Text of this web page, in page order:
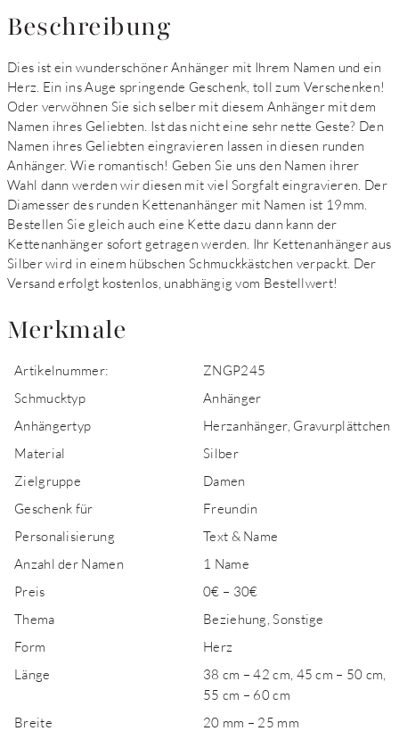
Beschreibung
Dies ist ein wunderschöner Anhänger mit Ihrem Namen und ein
Herz. Ein ins Auge springende Geschenk, toll zum Verschenken!
Oder verwöhnen Sie sich selber mit diesem Anhänger mit dem
Namen ihres Geliebten. Ist das nicht eine sehr nette Geste? Den
Namen ihres Geliebten eingravieren lassen in diesen runden
Anhänger. Wie romantisch! Geben Sie uns den Namen ihrer
Wahl dann werden wir diesen mit viel Sorgfalt eingravieren. Der
Diamesser des runden Kettenanhänger mit Namen ist 19mm.
Bestellen Sie gleich auch eine Kette dazu dann kann der
Kettenanhänger sofort getragen werden. Ihr Kettenanhänger aus
Silber wird in einem hübschen Schmuckkästchen verpackt. Der
Versand erfolgt kostenlos, unabhängig vom Bestellwert!
Merkmale
Artikelnummer:
ZNGP245
Schmucktyp
Anhänger
Anhängertyp
Herzanhänger, Gravurplättchen
Material
Silber
Zielgruppe
Damen
Geschenk für
Freundin
Personalisierung
Text & Name
Anzahl der Namen
1 Name
Preis
0€ – 30€
Thema
Beziehung, Sonstige
Form
Herz
Länge
38 cm – 42 cm, 45 cm – 50 cm,
55 cm – 60 cm
Breite
20 mm – 25 mm